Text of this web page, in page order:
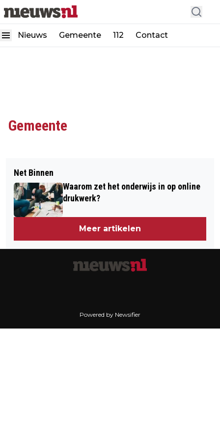
Nieuws Gemeente 112 Contact
Gemeente
Net Binnen
Waarom zet het onderwijs in op online
drukwerk?
Meer artikelen
Powered by Newsifier